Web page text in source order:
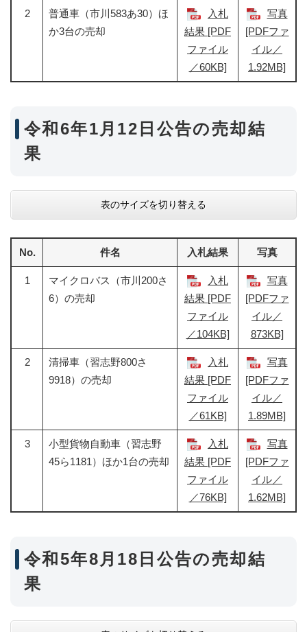
2
普通車（市川583あ30）ほ
か3台の売却
入札
結果​ [PDF
ファイル
／60KB]
写真
[PDFファ
イル／
1.92MB]
令和6年1月12日公告の売却結
果
表のサイズを切り替える
No. 件名 入札結果 写真
1
マイクロバス（市川200さ
6）の売却
入札
結果 [PDF
ファイル
／104KB]
写真
[PDFファ
イル／
873KB]
2
清掃車（習志野800さ
9918）の売却
入札
結果 [PDF
ファイル
／61KB]
写真
[PDFファ
イル／
1.89MB]
3
小型貨物自動車（習志野
45ら1181）ほか1台の売却
入札
結果 [PDF
ファイル
／76KB]
写真
[PDFファ
イル／
1.62MB]
令和5年8月18日公告の売却結
果